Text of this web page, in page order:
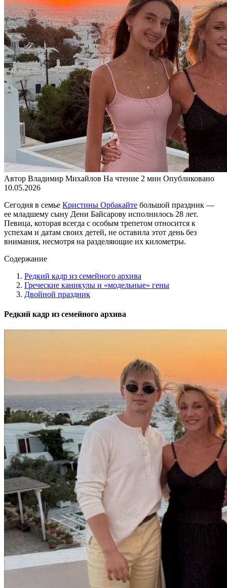
Автор Владимир Михайлов На чтение 2 мин Опубликовано
10.05.2026
Сегодня в семье Кристины Орбакайте большой праздник —
ее младшему сыну Дени Байсарову исполнилось 28 лет.
Певица, которая всегда с особым трепетом относится к
успехам и датам своих детей, не оставила этот день без
внимания, несмотря на разделяющие их километры.
Содержание
Редкий кадр из семейного архива
Греческие каникулы и «модельные» гены
Двойной праздник
Редкий кадр из семейного архива